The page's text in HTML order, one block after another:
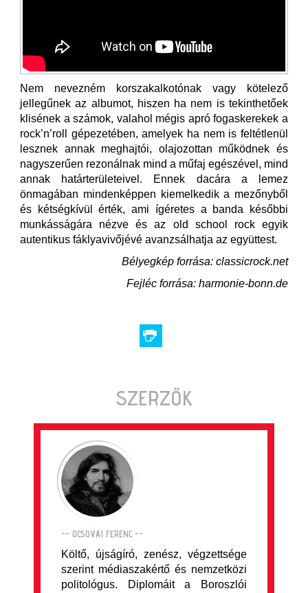
Nem nevezném korszakalkotónak vagy kötelező
jellegűnek az albumot, hiszen ha nem is tekinthetőek
klisének a számok, valahol mégis apró fogaskerekek a
rock’n’roll gépezetében, amelyek ha nem is feltétlenül
lesznek annak meghajtói, olajozottan működnek és
nagyszerűen rezonálnak mind a műfaj egészével, mind
annak határterületeivel. Ennek dacára a lemez
önmagában mindenképpen kiemelkedik a mezőnyből
és kétségkívül érték, ami ígéretes a banda későbbi
munkásságára nézve és az old school rock egyik
autentikus fáklyavivőjévé avanzsálhatja az együttest.
Bélyegkép forrása: classicrock.net
Fejléc forrása: harmonie-bonn.de
SZERZŐK
-- OCSOVAI FERENC --
Költő, újságíró, zenész, végzettsége
szerint médiaszakértő és nemzetközi
politológus. Diplomáit a Boroszlói